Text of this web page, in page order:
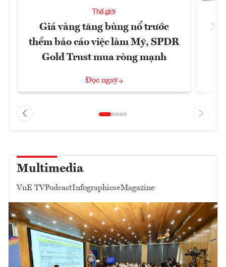
Thế giới
Giá vàng tăng bùng nổ trước
thềm báo cáo việc làm Mỹ, SPDR
Gold Trust mua ròng mạnh
Đọc ngay
Multimedia
VnE TVPodcastInfographicseMagazine